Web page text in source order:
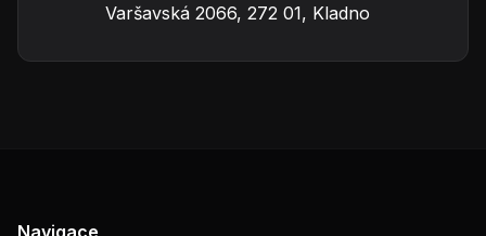
Varšavská 2066, 272 01, Kladno